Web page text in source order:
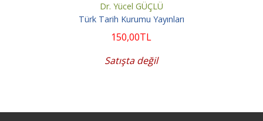
Dr. Yücel GÜÇLÜ
Türk Tarih Kurumu Yayınları
150,00TL
Satışta değil